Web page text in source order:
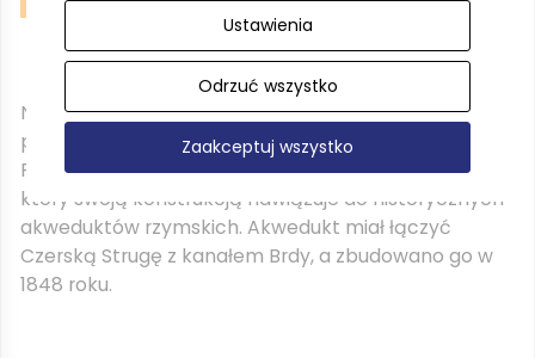
Na granicy województwa pomorskiego i kujawsko-
pomorskiego znajduje się niewielka miejscowość
Fojutowo, a w niej niezwykła budowla – akwedukt,
który swoją konstrukcją nawiązuje do historycznych
akweduktów rzymskich. Akwedukt miał łączyć
Czerską Strugę z kanałem Brdy, a zbudowano go w
1848 roku.
Ustawienia
Odrzuć wszystko
Zaakceptuj wszystko